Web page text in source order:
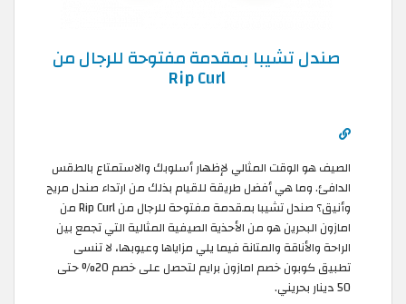
صندل تشيبا بمقدمة مفتوحة للرجال من
Rip Curl
الصيف هو الوقت المثالي لإظهار أسلوبك والاستمتاع بالطقس
الدافئ. وما هي أفضل طريقة للقيام بذلك من ارتداء صندل مريح
وأنيق؟ صندل تشيبا بمقدمة مفتوحة للرجال من Rip Curl من
امازون البحرين هو من الأحذية الصيفية المثالية التي تجمع بين
الراحة والأناقة والمتانة فيما يلي مزاياها وعيوبها، لا تنسى
تطبيق كوبون خصم امازون برايم لتحصل على خصم 20% حتى
50 دينار بحريني.